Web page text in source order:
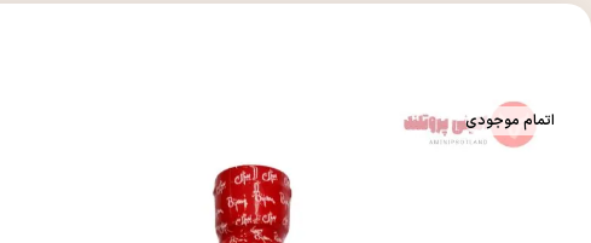
اتمام موجودی